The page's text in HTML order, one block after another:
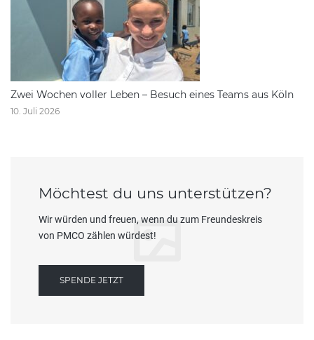
Zwei Wochen voller Leben – Besuch eines Teams aus Köln
10. Juli 2026
Möchtest du uns unterstützen?
Wir würden und freuen, wenn du zum Freundeskreis
von PMCO zählen würdest!
SPENDE JETZT